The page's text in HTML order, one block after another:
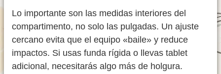
Lo importante son las medidas interiores del
compartimento, no solo las pulgadas. Un ajuste
cercano evita que el equipo «baile» y reduce
impactos. Si usas funda rígida o llevas tablet
adicional, necesitarás algo más de holgura.